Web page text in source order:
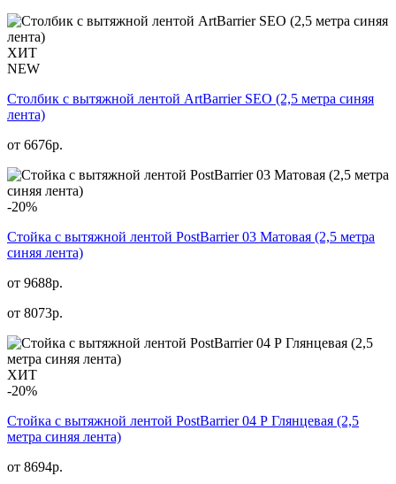
ХИТ
NEW
Столбик с вытяжной лентой ArtBarrier SEO (2,5 метра синяя
лента)
от 6676р.
-20%
Стойка с вытяжной лентой PostBarrier 03 Матовая (2,5 метра
синяя лента)
от 9688р.
от 8073р.
ХИТ
-20%
Стойка с вытяжной лентой PostBarrier 04 Р Глянцевая (2,5
метра синяя лента)
от 8694р.